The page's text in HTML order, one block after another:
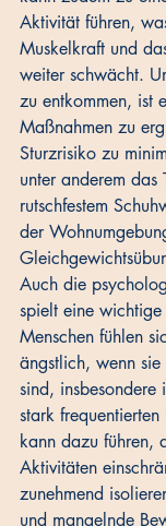
Aktivität führen,
Muskelkraft und
weiter schwächt.
zu entkommen, ist
Maßnahmen zu
Sturzrisiko zu
unter anderem das
rutschfestem
der
Auch die
spielt eine
Menschen fühlen
ängstlich, wenn
sind, insbesondere
stark
kann dazu führen,
Aktivitäten
zunehmend
und mangelnde